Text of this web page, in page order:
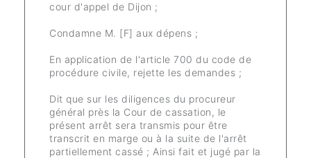
cour d'appel de Dijon ;
Condamne M. [F] aux dépens ;
En application de l'article 700 du code de
procédure civile, rejette les demandes ;
Dit que sur les diligences du procureur
général près la Cour de cassation, le
présent arrêt sera transmis pour être
transcrit en marge ou à la suite de l'arrêt
partiellement cassé ; Ainsi fait et jugé par la